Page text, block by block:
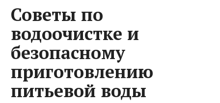
Советы по
водоочистке и
безопасному
приготовлению
питьевой воды